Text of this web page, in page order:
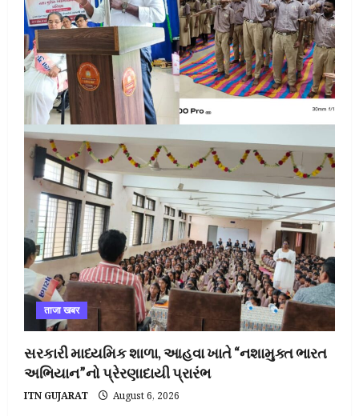
ताजा खबर
સરકારી માધ્યમિક શાળા, આહવા ખાતે “નશામુક્ત ભારત
અભિયાન”નો પ્રેરણાદાયી પ્રારંભ
ITN GUJARAT August 6, 2026